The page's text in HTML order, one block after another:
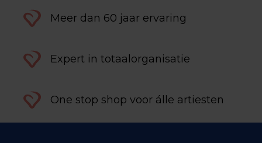
Meer dan 60 jaar ervaring
Expert in totaalorganisatie
One stop shop voor álle artiesten